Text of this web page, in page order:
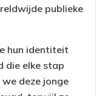
publieke
hun identiteit
die elke stap
deze jonge